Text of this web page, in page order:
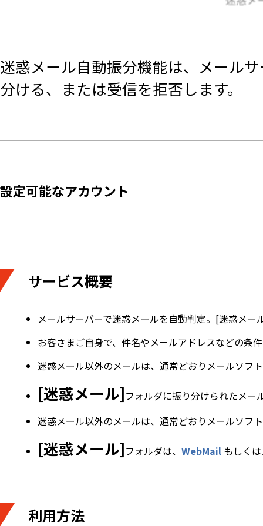
迷惑メール自動振分機能は、メール
分ける、または受信を拒否します。
設定可能なアカウント
サービス概要
メールサーバーで迷惑メールを自動判定。[迷惑メ
お客さまご自身で、件名やメールアドレスなどの条
迷惑メール以外のメールは、通常どおりメールソフ
[迷惑メール]フォルダに振り分けられたメー
迷惑メール以外のメールは、通常どおりメールソフ
[迷惑メール]フォルダは、 WebMail もしく
利用方法